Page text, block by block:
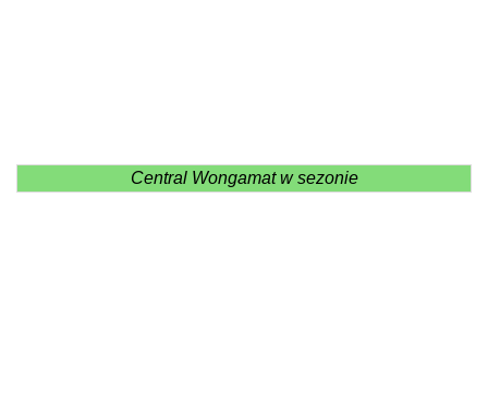
Central Wongamat w sezonie